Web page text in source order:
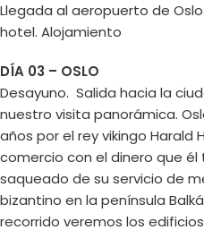
Llegada al aeropuerto de
hotel. Alojamiento
DÍA 03 – OSLO
Desayuno. Salida hacia la
nuestro visita panorámica.
años por el rey vikingo
comercio con el dinero que
saqueado de su servicio de
bizantino en la península
recorrido veremos los